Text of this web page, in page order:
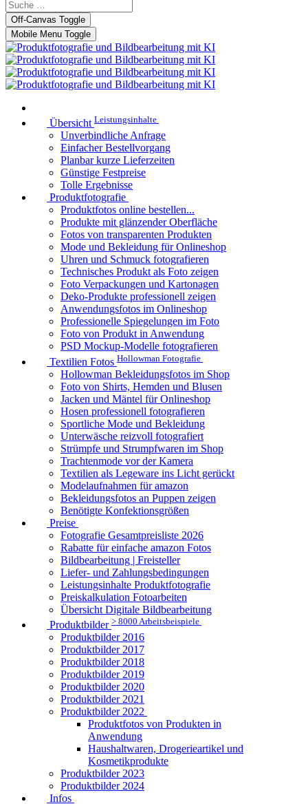
Off-Canvas Toggle
Mobile Menu Toggle
Übersicht Leistungsinhalte
Unverbindliche Anfrage
Einfacher Bestellvorgang
Planbar kurze Lieferzeiten
Günstige Festpreise
Tolle Ergebnisse
Produktfotografie
Produktfotos online bestellen...
Produkte mit glänzender Oberfläche
Fotos von transparenten Produkten
Mode und Bekleidung für Onlineshop
Uhren und Schmuck fotografieren
Technisches Produkt als Foto zeigen
Foto Verpackungen und Kartonagen
Deko-Produkte professionell zeigen
Anwendungsfotos im Onlineshop
Professionelle Spiegelungen im Foto
Foto von Produkt in Anwendung
PSD Mockup-Modelle fotografieren
Textilien Fotos Hollowman Fotografie
Hollowman Bekleidungsfotos im Shop
Foto von Shirts, Hemden und Blusen
Jacken und Mäntel für Onlineshop
Hosen professionell fotografieren
Sportliche Mode und Bekleidung
Unterwäsche reizvoll fotografiert
Strümpfe und Strumpfwaren im Shop
Trachtenmode vor der Kamera
Textilien als Legeware ins Licht gerückt
Modelaufnahmen für amazon
Bekleidungsfotos an Puppen zeigen
Benötigte Konfektionsgrößen
Preise
Fotografie Gesamtpreisliste 2026
Rabatte für einfache amazon Fotos
Bildbearbeitung | Freisteller
Liefer- und Zahlungsbedingungen
Leistungsinhalte Produktfotografie
Preiskalkulation Fotoarbeiten
Übersicht Digitale Bildbearbeitung
Produktbilder > 8000 Arbeitsbeispiele
Produktbilder 2016
Produktbilder 2017
Produktbilder 2018
Produktbilder 2019
Produktbilder 2020
Produktbilder 2021
Produktbilder 2022
Produktfotos von Produkten in
Anwendung
Haushaltwaren, Drogerieartikel und
Kosmetikprodukte
Produktbilder 2023
Produktbilder 2024
Infos